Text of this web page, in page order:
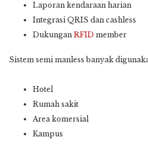
Laporan kendaraan harian
Integrasi QRIS dan cashless
Dukungan RFID member
Sistem semi manless banyak
Hotel
Rumah sakit
Area komersial
Kampus